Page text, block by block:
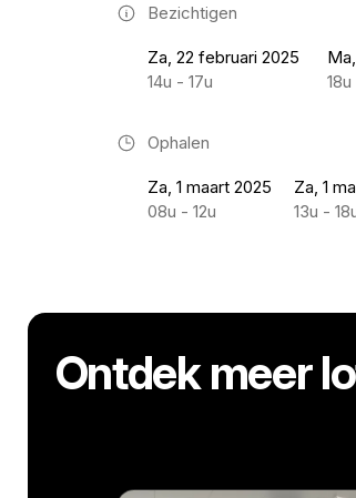
Bezichtigen
Za, 22 februari 2025
14u - 17u
Ophalen
Za, 1 maart 2025
08u - 12u
Za, 1
13u -
Ontdek meer